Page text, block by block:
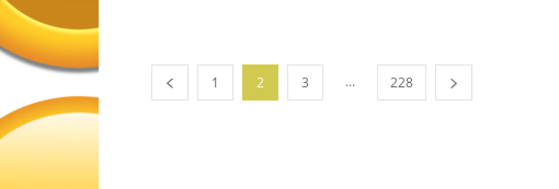
1 2 3 ... 228